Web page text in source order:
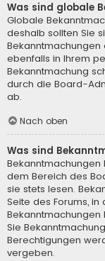
Was sind globale
Globale
deshalb sollten Sie
ebenfalls in Ihrem
Bekanntmachung
durch die Board-
ab.
Nach oben
Was sind
dem Bereich des
sie stets lesen.
Seite des Forums,
Bekanntmachungen
Sie
Berechtigungen
vergeben.